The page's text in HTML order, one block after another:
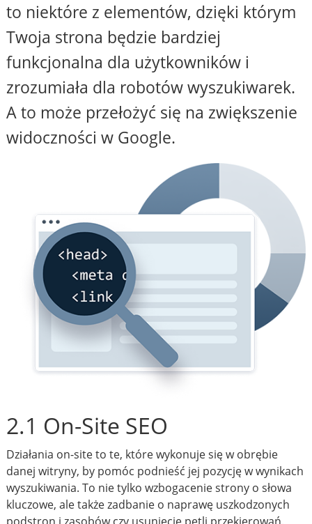
to niektóre z elementów, dzięki którym
Twoja strona będzie bardziej
funkcjonalna dla użytkowników i
zrozumiała dla robotów wyszukiwarek.
A to może przełożyć się na zwiększenie
widoczności w Google.
2.1 On-Site SEO
Działania on-site to te, które wykonuje się w obrębie
danej witryny, by pomóc podnieść jej pozycję w wynikach
wyszukiwania. To nie tylko wzbogacenie strony o słowa
kluczowe, ale także zadbanie o naprawę uszkodzonych
podstron i zasobów czy usunięcie pętli przekierowań.